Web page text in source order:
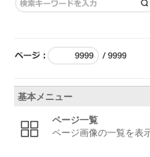
基本メニュー
ページ一覧
ページ画像の一覧を表